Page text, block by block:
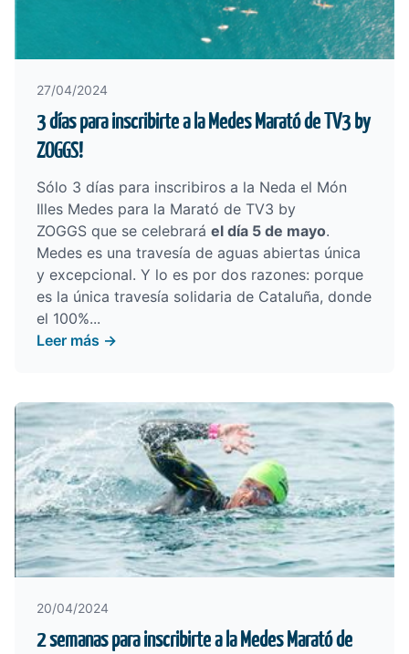
27/04/2024
3 días para inscribirte a la Medes Marató de TV3 by
ZOGGS!
Sólo 3 días para inscribiros a la Neda el Món
Illes Medes para la Marató de TV3 by
ZOGGS que se celebrará el día 5 de mayo.
Medes es una travesía de aguas abiertas única
y excepcional. Y lo es por dos razones: porque
es la única travesía solidaria de Cataluña, donde
el 100%...
Leer más →
20/04/2024
2 semanas para inscribirte a la Medes Marató de